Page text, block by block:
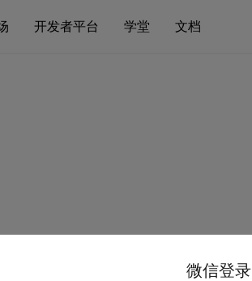
开发者平台 学堂 文档
微信登录